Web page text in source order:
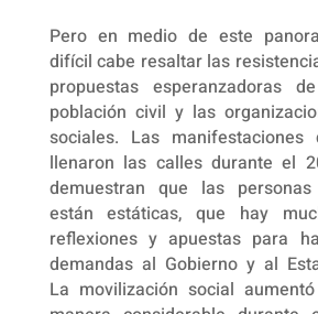
Pero en medio de este
difícil cabe resaltar las
propuestas esperanzadoras
población civil y las
sociales. Las manifestaciones
llenaron las calles durante el
demuestran que las
están estáticas, que hay
reflexiones y apuestas para
demandas al Gobierno y al
La movilización social